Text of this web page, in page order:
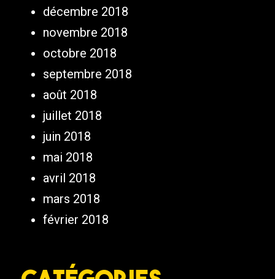
décembre 2018
novembre 2018
octobre 2018
septembre 2018
août 2018
juillet 2018
juin 2018
mai 2018
avril 2018
mars 2018
février 2018